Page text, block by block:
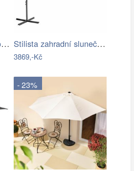
Avenberg Velký polohovatelný slunečník… Stilista zahradní slunečník 350 cm…
3869,-Kč
- 23%